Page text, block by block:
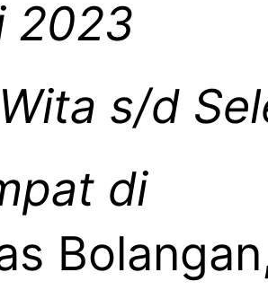
2023
s/d
di